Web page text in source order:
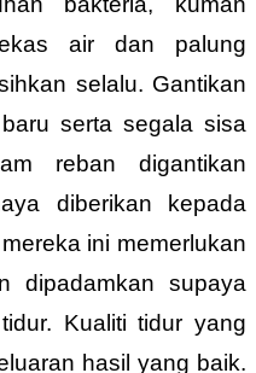
air dan palung
selalu. Gantikan
serta segala sisa
reban digantikan
diberikan kepada
ini memerlukan
dipadamkan supaya
Kualiti tidur yang
hasil yang baik.